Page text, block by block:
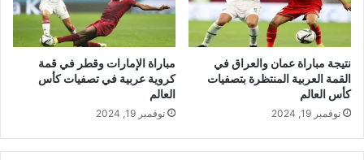
نتيجة مباراة عمان والعراق في
القمة العربية المنتظرة بتصفيات
كأس العالم
نوفمبر 19, 2024
مباراة الإمارات وقطر في قمة
كروية عربية في تصفيات كأس
العالم
نوفمبر 19, 2024